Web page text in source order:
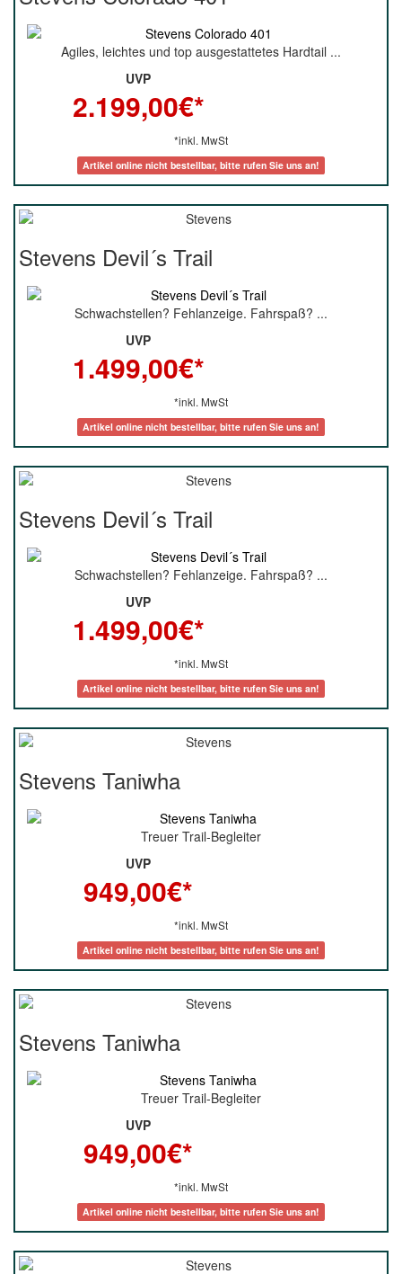
Agiles, leichtes und top ausgestattetes Hardtail ...
UVP
2.199,00€*
*inkl. MwSt
Artikel online nicht bestellbar, bitte rufen Sie uns an!
Stevens Devil´s Trail
Schwachstellen? Fehlanzeige. Fahrspaß? ...
UVP
1.499,00€*
*inkl. MwSt
Artikel online nicht bestellbar, bitte rufen Sie uns an!
Stevens Devil´s Trail
Schwachstellen? Fehlanzeige. Fahrspaß? ...
UVP
1.499,00€*
*inkl. MwSt
Artikel online nicht bestellbar, bitte rufen Sie uns an!
Stevens Taniwha
Treuer Trail-Begleiter
UVP
949,00€*
*inkl. MwSt
Artikel online nicht bestellbar, bitte rufen Sie uns an!
Stevens Taniwha
Treuer Trail-Begleiter
UVP
949,00€*
*inkl. MwSt
Artikel online nicht bestellbar, bitte rufen Sie uns an!